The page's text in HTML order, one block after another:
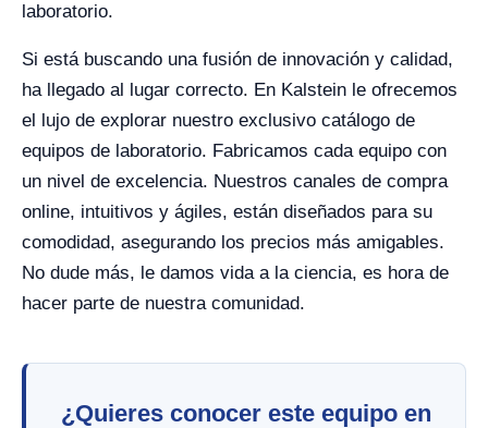
laboratorio.
Si está buscando una fusión de innovación y calidad,
ha llegado al lugar correcto. En Kalstein le ofrecemos
el lujo de explorar nuestro exclusivo catálogo de
equipos de laboratorio. Fabricamos cada equipo con
un nivel de excelencia. Nuestros canales de compra
online, intuitivos y ágiles, están diseñados para su
comodidad, asegurando los precios más amigables.
No dude más, le damos vida a la ciencia, es hora de
hacer parte de nuestra comunidad.
¿Quieres conocer este equipo en